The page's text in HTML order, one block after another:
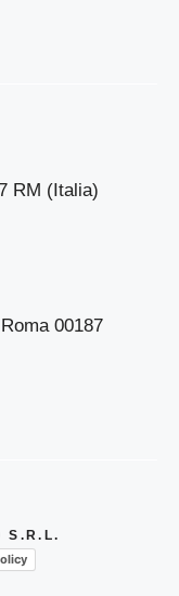
RM (Italia)
00187
S.R.L.